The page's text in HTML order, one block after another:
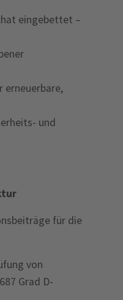
eingebettet –
erneuerbare,
und
für die
von
Grad D-